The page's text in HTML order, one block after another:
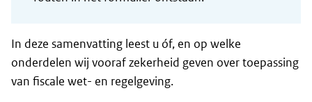
In deze samenvatting leest u óf, en op welke
onderdelen wij vooraf zekerheid geven over toepassing
van fiscale wet- en regelgeving.